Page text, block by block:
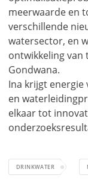
meerwaarde en
verschillende
watersector, en
ontwikkeling
Gondwana.
Ina krijgt energie
en
elkaar tot
DRINKWATER